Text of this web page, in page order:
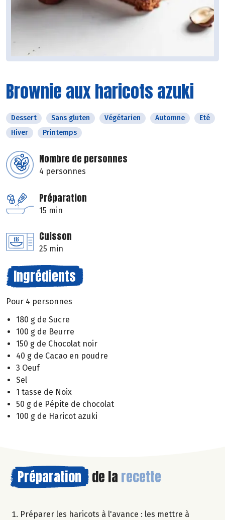
Brownie aux haricots azuki
Dessert Sans gluten Végétarien Automne
Eté
Hiver
Printemps
Nombre de personnes
4 personnes
Préparation
15 min
Cuisson
25 min
Ingrédients
Pour 4 personnes
180 g de Sucre
100 g de Beurre
150 g de Chocolat noir
40 g de Cacao en poudre
3 Oeuf
Sel
1 tasse de Noix
50 g de Pépite de chocolat
100 g de Haricot azuki
Préparation de la recette
Préparer les haricots à l'avance : les mettre à